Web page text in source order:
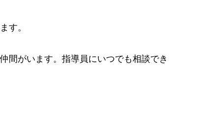
す。
間がいます。指導員にいつでも相談でき